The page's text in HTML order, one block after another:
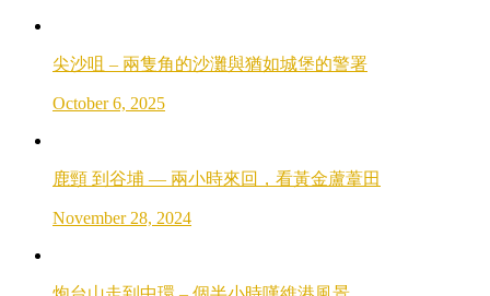
尖沙咀 – 兩隻角的沙灘與猶如城堡的警署
October 6, 2025
鹿頸 到谷埔 — 兩小時來回，看黃金蘆葦田
November 28, 2024